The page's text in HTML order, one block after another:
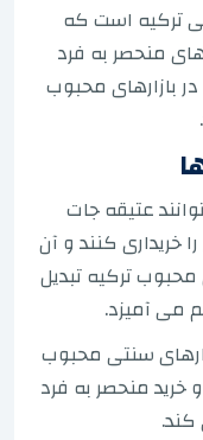
ترکیه است که
منحصر به فرد
بازارهای محبوب
عتیقه جات
کنند و آن
محبوب ترکیه تبدیل
می آمیزد.
سنتی محبوب
منحصر به فرد
کند.